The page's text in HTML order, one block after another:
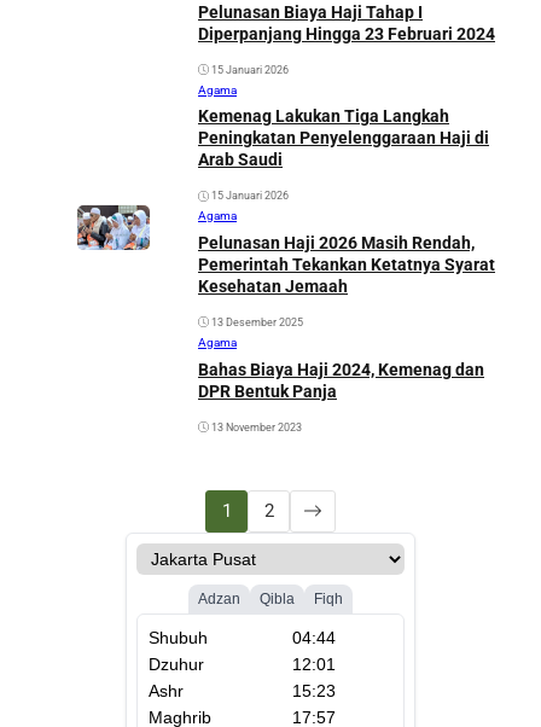
Pelunasan Biaya Haji Tahap I
Diperpanjang Hingga 23 Februari 2024
15 Januari 2026
Agama
Kemenag Lakukan Tiga Langkah
Peningkatan Penyelenggaraan Haji di
Arab Saudi
15 Januari 2026
Agama
Pelunasan Haji 2026 Masih Rendah,
Pemerintah Tekankan Ketatnya Syarat
Kesehatan Jemaah
13 Desember 2025
Agama
Bahas Biaya Haji 2024, Kemenag dan
DPR Bentuk Panja
13 November 2023
1 2